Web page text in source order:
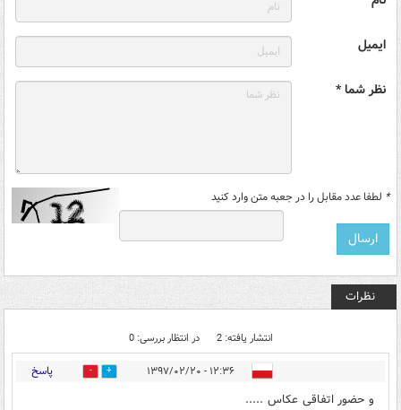
ایمیل
نظر شما *
* لطفا عدد مقابل را در جعبه متن وارد کنید
نظرات
انتشار یافته: 2 در انتظار بررسی: 0
۱۲:۳۶ - ۱۳۹۷/۰۲/۲۰ 27 پاسخ
و حضور اتفاقی عکاس .....